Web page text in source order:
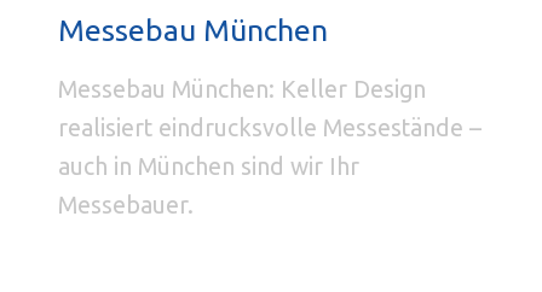
Messebau München
Messebau München: Keller Design
realisiert eindrucksvolle Messestände –
auch in München sind wir Ihr
Messebauer.